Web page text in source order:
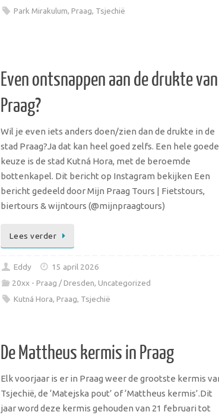
Park Mirakulum, Praag, Tsjechië
Even ontsnappen aan de drukte van
Praag?
Wil je even iets anders doen/zien dan de drukte in de
stad Praag?Ja dat kan heel goed zelfs. Een hele goede
keuze is de stad Kutná Hora, met de beroemde
bottenkapel. Dit bericht op Instagram bekijken Een
bericht gedeeld door Mijn Praag Tours | Fietstours,
biertours & wijntours (@mijnpraagtours)
Lees verder
Eddy
15 april 2026
20xx - Praag / Dresden, Uncategorized
Kutná Hora, Praag, Tsjechië
De Mattheus kermis in Praag
Elk voorjaar is er in Praag weer de grootste kermis
Tsjechië, de ‘Matejska pout’ of ‘Mattheus kermis’.Dit
jaar word deze kermis gehouden van 21 februari tot